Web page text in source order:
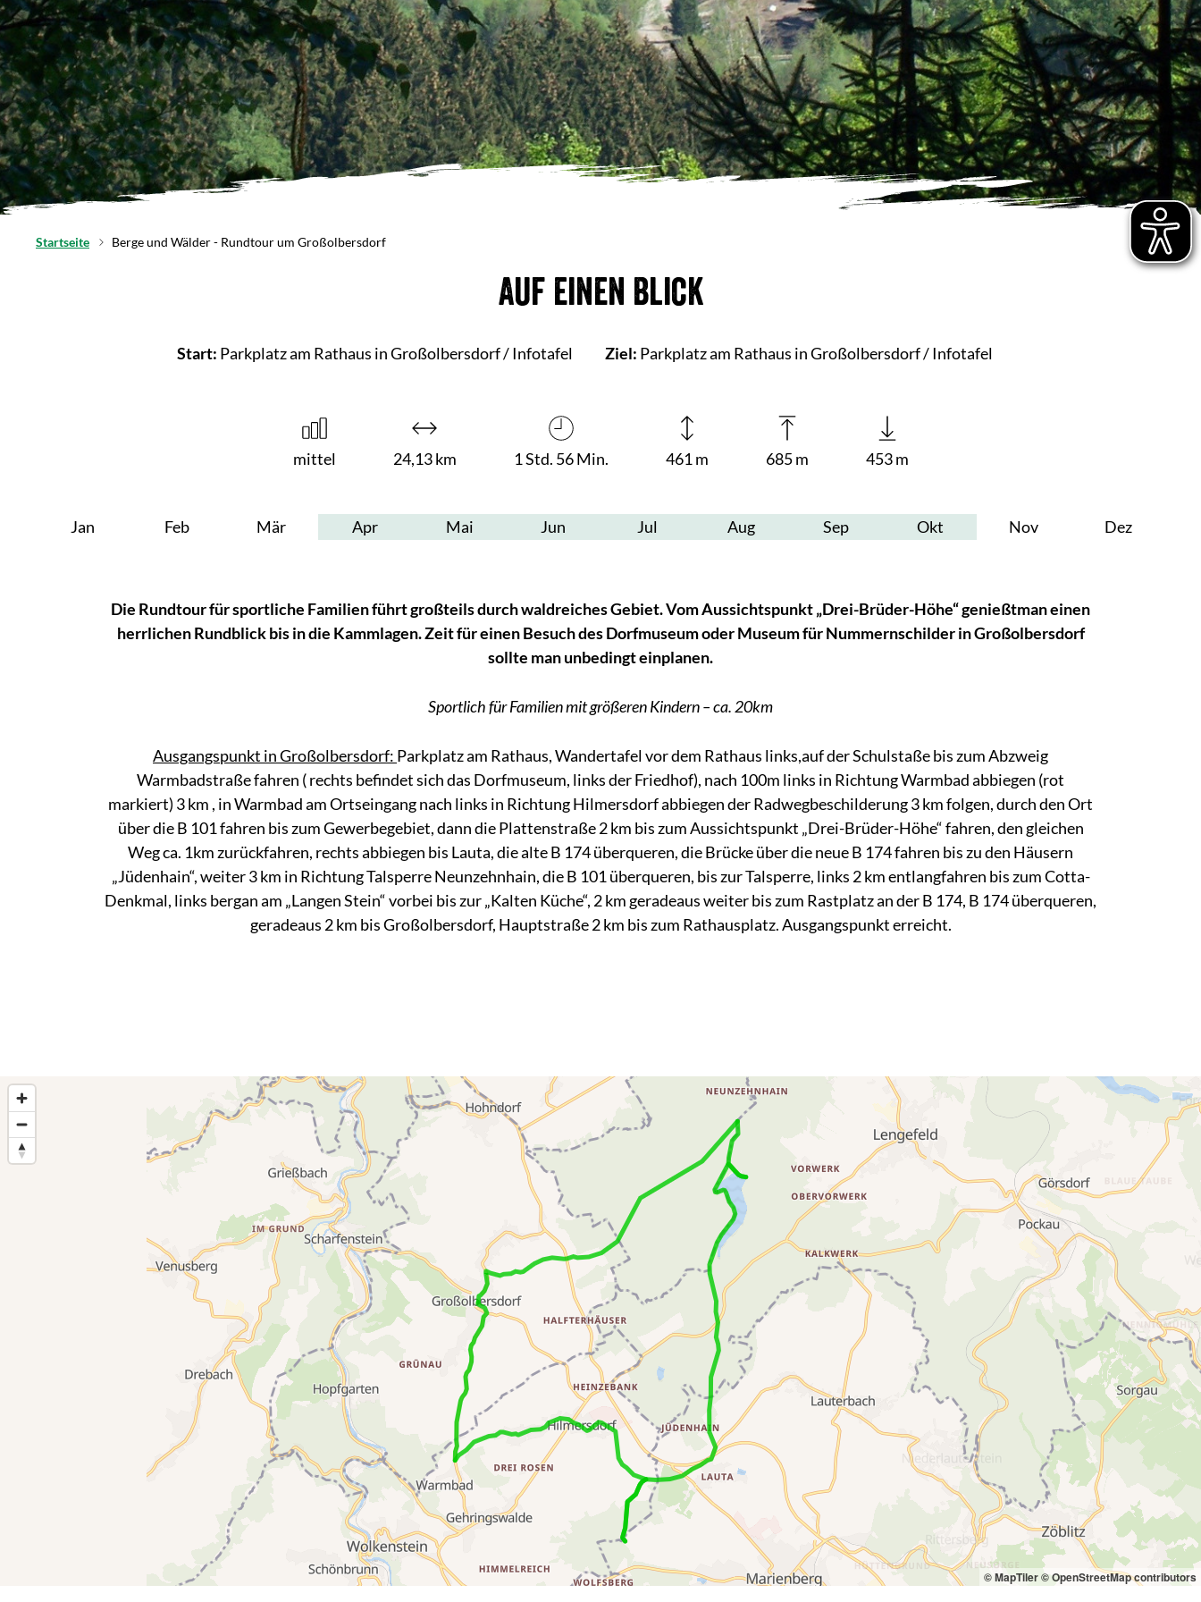
Startseite Berge und Wälder - Rundtour um Großolbersdorf
Auf einen Blick
Start: Parkplatz am Rathaus in Großolbersdorf / Infotafel Ziel: Parkplatz am Rathaus in Großolbersdorf / Infotafel
mittel 24,13 km 1 Std. 56 Min. 461 m 685 m 453 m
Jan Feb Mär Apr Mai Jun Jul Aug Sep Okt Nov Dez
Die Rundtour für sportliche Familien führt großteils durch waldreiches Gebiet. Vom Aussichtspunkt „Drei-Brüder-Höhe“ genießtman einen
herrlichen Rundblick bis in die Kammlagen. Zeit für einen Besuch des Dorfmuseum oder Museum für Nummernschilder in Großolbersdorf
sollte man unbedingt einplanen.
Sportlich für Familien mit größeren Kindern – ca. 20km
Ausgangspunkt in Großolbersdorf: Parkplatz am Rathaus, Wandertafel vor dem Rathaus links,auf der Schulstaße bis zum Abzweig
Warmbadstraße fahren ( rechts befindet sich das Dorfmuseum, links der Friedhof), nach 100m links in Richtung Warmbad abbiegen (rot
markiert) 3 km , in Warmbad am Ortseingang nach links in Richtung Hilmersdorf abbiegen der Radwegbeschilderung 3 km folgen, durch den Ort
über die B 101 fahren bis zum Gewerbegebiet, dann die Plattenstraße 2 km bis zum Aussichtspunkt „Drei-Brüder-Höhe“ fahren, den gleichen
Weg ca. 1km zurückfahren, rechts abbiegen bis Lauta, die alte B 174 überqueren, die Brücke über die neue B 174 fahren bis zu den Häusern
„Jüdenhain“, weiter 3 km in Richtung Talsperre Neunzehnhain, die B 101 überqueren, bis zur Talsperre, links 2 km entlangfahren bis zum Cotta-
Denkmal, links bergan am „Langen Stein“ vorbei bis zur „Kalten Küche“, 2 km geradeaus weiter bis zum Rastplatz an der B 174, B 174 überqueren,
geradeaus 2 km bis Großolbersdorf, Hauptstraße 2 km bis zum Rathausplatz. Ausgangspunkt erreicht.
© MapTiler© OpenStreetMap contributors